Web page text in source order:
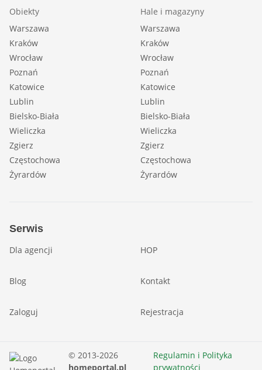
Obiekty
Warszawa
Kraków
Wrocław
Poznań
Katowice
Lublin
Bielsko-Biała
Wieliczka
Zgierz
Częstochowa
Żyrardów
Hale i magazyny
Warszawa
Kraków
Wrocław
Poznań
Katowice
Lublin
Bielsko-Biała
Wieliczka
Zgierz
Częstochowa
Żyrardów
Serwis
Dla agencji HOP
Blog Kontakt
Zaloguj Rejestracja
© 2013-2026
homeportal.pl
Regulamin i Polityka
prywatności